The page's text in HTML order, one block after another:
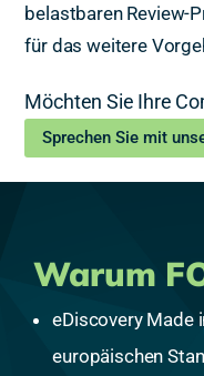
belastbaren Review-
für das weitere
Möchten Sie Ihre
Sprechen Sie mit
Warum
eDiscovery Made
europäischen